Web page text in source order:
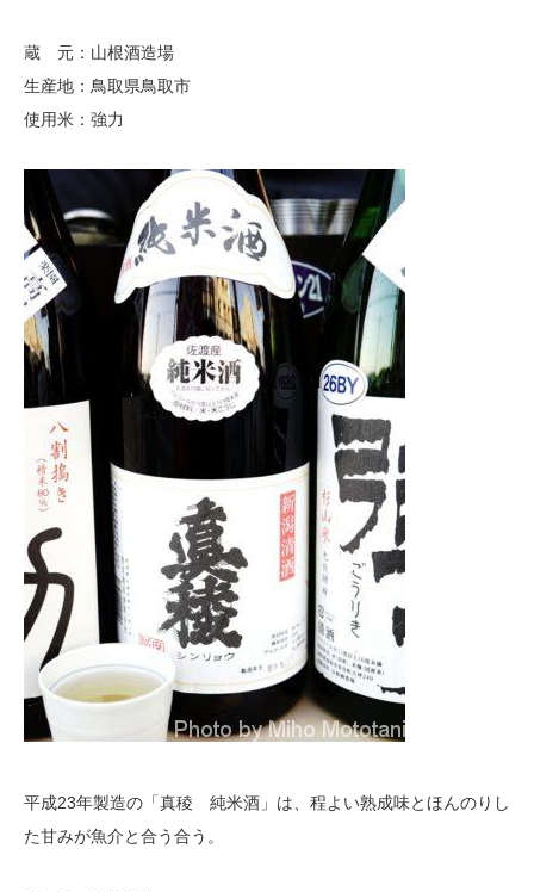
蔵 元：山根酒造場
生産地：鳥取県鳥取市
使用米：強力
平成23年製造の「真稜 純米酒」は、程よい熟成味とほんのりし
た甘みが魚介と合う合う。